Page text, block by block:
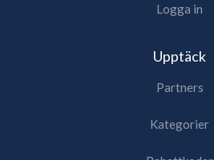
Logga in
Upptäck
Partners
Kategorier